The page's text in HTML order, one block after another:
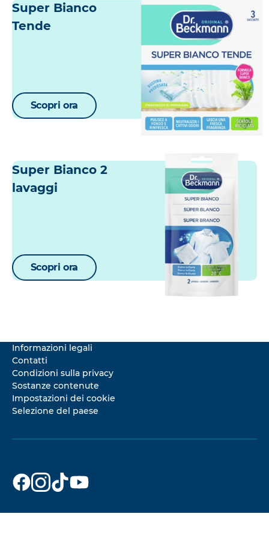
Super Bianco
Tende
Scopri ora
Super Bianco 2
lavaggi
Scopri ora
Informazioni legali
Contatti
Condizioni sulla privacy
Sostanze contenute
Impostazioni dei cookie
Selezione del paese
Dr. Beckmann
su
Dr. Beckmann
su
Dr. Beckmann
su
Dr. Beckmann